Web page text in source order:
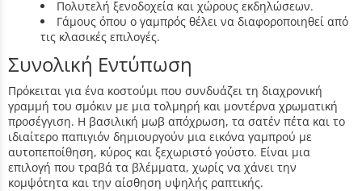
Πολυτελή ξενοδοχεία και χώρους εκδηλώσεων.
Γάμους όπου ο γαμπρός θέλει να διαφοροποιηθεί από
τις κλασικές επιλογές.
Συνολική Εντύπωση
Πρόκειται για ένα κοστούμι που συνδυάζει τη διαχρονική
γραμμή του σμόκιν με μια τολμηρή και μοντέρνα χρωματική
προσέγγιση. Η βασιλική μωβ απόχρωση, τα σατέν πέτα και το
ιδιαίτερο παπιγιόν δημιουργούν μια εικόνα γαμπρού με
αυτοπεποίθηση, κύρος και ξεχωριστό γούστο. Είναι μια
επιλογή που τραβά τα βλέμματα, χωρίς να χάνει την
κομψότητα και την αίσθηση υψηλής ραπτικής.